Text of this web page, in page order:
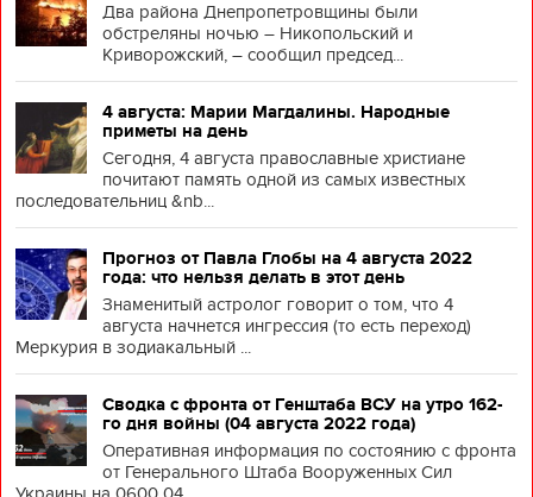
Два района Днепропетровщины были
обстреляны ночью – Никопольский и
Криворожский, – сообщил председ...
4 августа: Марии Магдалины. Народные
приметы на день
Сегодня, 4 августа православные христиане
почитают память одной из самых известных
последовательниц &nb...
Прогноз от Павла Глобы на 4 августа 2022
года: что нельзя делать в этот день
Знаменитый астролог говорит о том, что 4
августа начнется ингрессия (то есть переход)
Меркурия в зодиакальный ...
Сводка с фронта от Генштаба ВСУ на утро 162-
го дня войны (04 августа 2022 года)
Оперативная информация по состоянию с фронта
от Генерального Штаба Вооруженных Сил